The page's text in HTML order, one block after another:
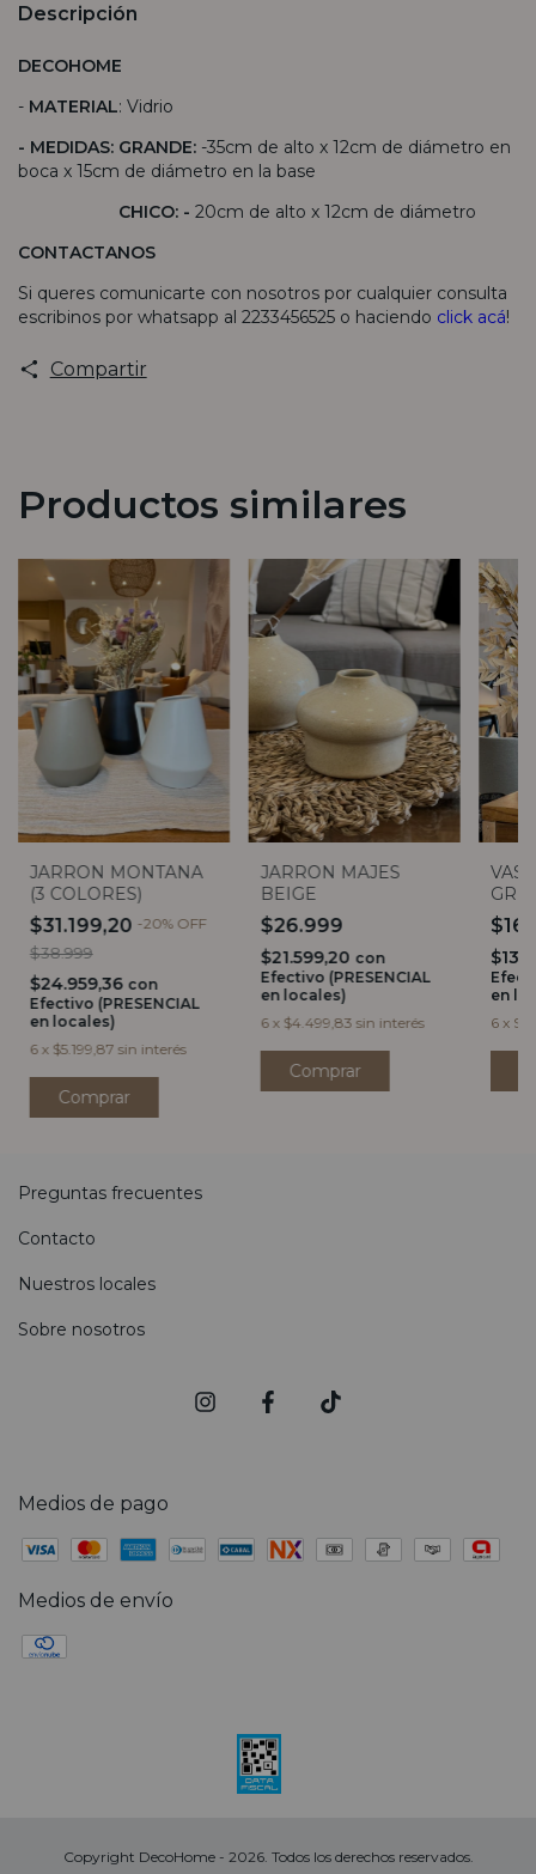
Descripción
DECOHOME
- MATERIAL: Vidrio
- MEDIDAS: GRANDE: -35cm de alto x 12cm de diámetro en
boca x 15cm de diámetro en la base
CHICO: - 20cm de alto x 12cm de diámetro
CONTACTANOS
Si queres comunicarte con nosotros por cualquier consulta
escribinos por whatsapp al 2233456525 o haciendo click acá!
Compartir
Productos similares
JARRON MONTANA
(3 COLORES)
$31.199,20 -20% OFF
$38.999
$24.959,36 con
Efectivo (PRESENCIAL
en locales)
6 x $5.199,87 sin interés
Comprar
JARRON MAJES
BEIGE
$26.999
$21.599,20 con
Efectivo (PRESENCIAL
en locales)
6 x $4.499,83 sin interés
en
6 x
Preguntas frecuentes
Contacto
Nuestros locales
Sobre nosotros
Medios de pago
Medios de envío
Copyright DecoHome - 2026. Todos los derechos reservados.